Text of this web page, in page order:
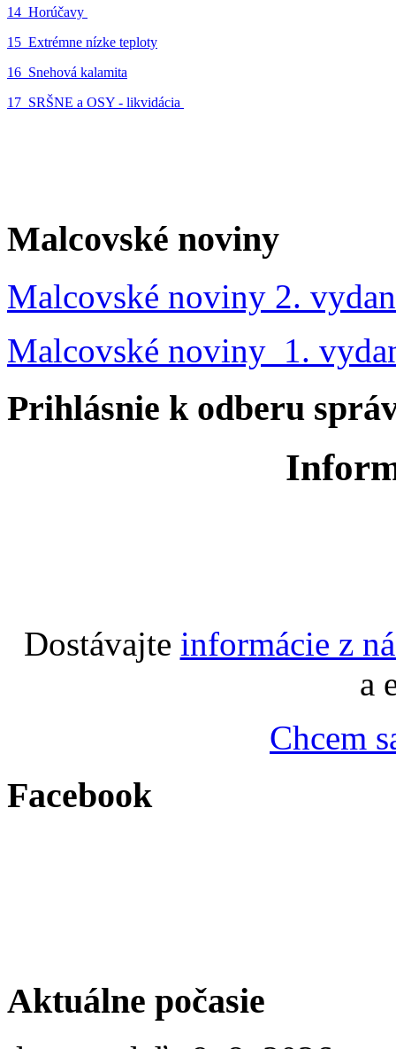
14_Horúčavy
15_Extrémne nízke teploty
16_Snehová kalamita
17_SRŠNE a OSY - likvidácia
Malcovské noviny
Malcovské noviny 2.
Malcovské noviny 1.
Prihlásnie k odberu
Dostávajte informácie z
a
Chcem
Facebook
Aktuálne počasie